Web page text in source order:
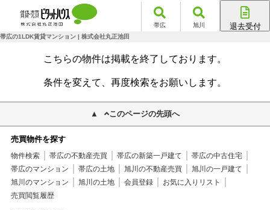
帯広 旭川 退去受付
帯広の1LDK賃貸マンション | 株式会社丸正池田
こちらの物件は掲載を終了しております。
条件を変えて、再度検索をお願いします。
このページの先頭へ
売買物件を探す
物件検索 帯広の不動産売買 帯広の新築一戸建て
帯広の中古住宅
帯広のマンション
帯広の土地 旭川の不動産売買
旭川の一戸建て
旭川のマンション
旭川の土地 会員登録
お気に入りリスト
売買閲覧履歴